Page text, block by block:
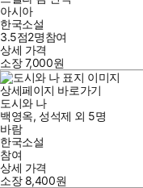
아시아
한국소설
3.5점2명참여
상세 가격
소장7,000원
상세페이지 바로가기
도시와 나
백영옥, 성석제 외 5명
바람
한국소설
참여
상세 가격
소장 8,400원